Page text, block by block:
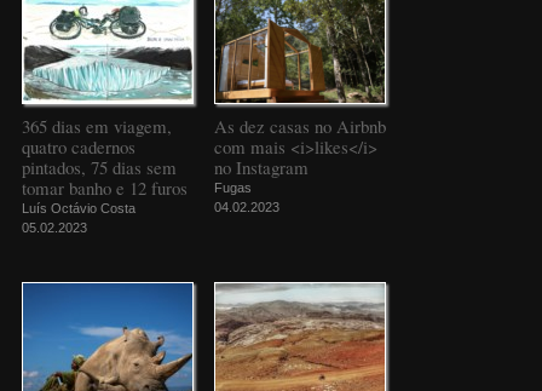
365 dias em viagem,
quatro cadernos
pintados, 75 dias sem
tomar banho e 12 furos
Luís Octávio Costa
05.02.2023
As dez casas no Airbnb
com mais <i>likes</i>
no Instagram
Fugas
04.02.2023